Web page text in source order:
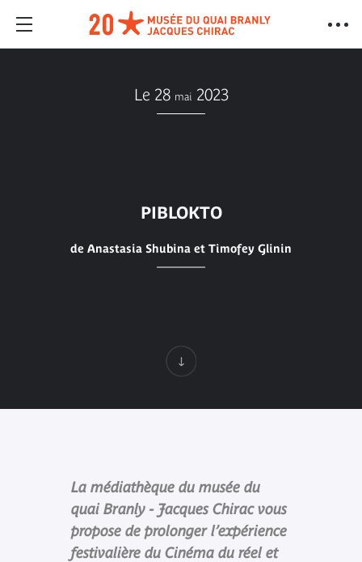
Le 28 mai 2023
PIBLOKTO
de Anastasia Shubina et Timofey Glinin
La médiathèque du musée du
quai Branly - Jacques Chirac vous
propose de prolonger l’expérience
festivalière du Cinéma du réel et